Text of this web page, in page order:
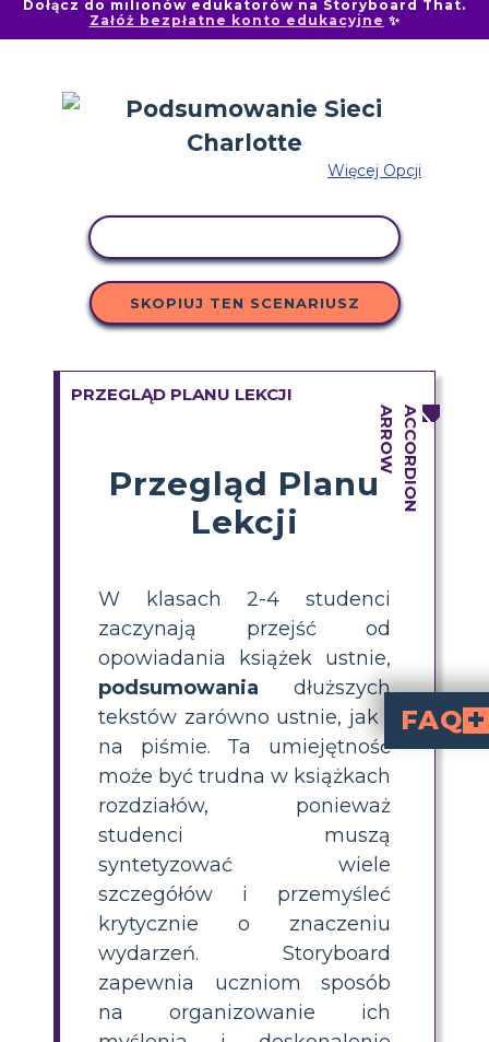
Dołącz do milionów edukatorów na Storyboard That.
Załóż bezpłatne konto edukacyjne ✨
Więcej Opcji
SKOPIUJ TEN SCENARIUSZ
PRZEGLĄD PLANU LEKCJI
Przegląd Planu
Lekcji
W klasach 2-4 studenci
zaczynają przejść od
opowiadania książek ustnie,
podsumowania dłuższych
tekstów zarówno ustnie, jak i
na piśmie. Ta umiejętność
może być trudna w książkach
rozdziałów, ponieważ
studenci muszą
syntetyzować wiele
szczegółów i przemyśleć
krytycznie o znaczeniu
wydarzeń. Storyboard
zapewnia uczniom sposób
na organizowanie ich
FAQ